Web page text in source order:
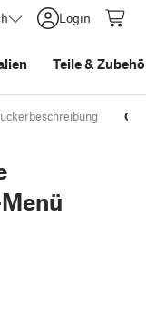
Login
Teile&